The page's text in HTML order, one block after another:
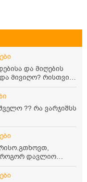
და მიღების
მივიღო? რისთვის
აქვს
?? რა ვარჯიშსს
დავლიო
მაქვს
დონეს